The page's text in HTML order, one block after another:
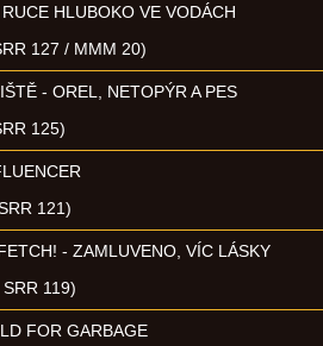
HLUBOKO VE VODÁCH
127 / MMM 20)
- OREL, NETOPÝR A PES
125)
121)
- ZAMLUVENO, VÍC LÁSKY
119)
FOR GARBAGE